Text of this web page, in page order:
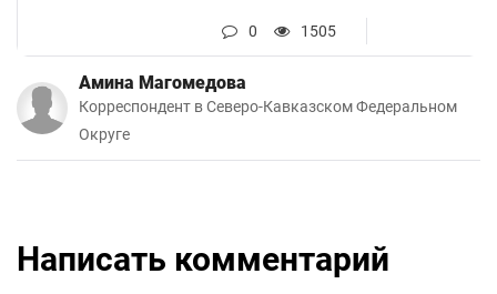
0 1505
Амина Магомедова
Корреспондент в Северо-Кавказском Федеральном
Округе
Написать комментарий